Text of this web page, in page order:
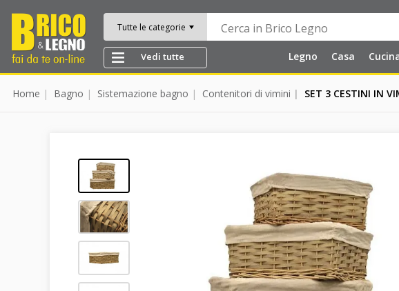
Tutte le categorie
Vedi tutte Legno Casa
Home Bagno Sistemazione bagno Contenitori di vimini SET 3 CESTINI IN